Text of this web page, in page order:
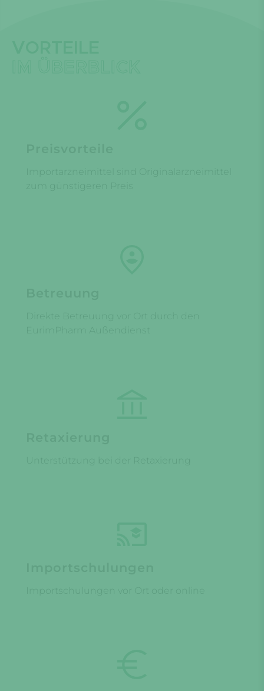
Importarzneimittel sind Originalarzneimittel
zum günstigeren Preis
Direkte Betreuung vor Ort durch den
EurimPharm Außendienst
Unterstützung bei der Retaxierung
Importschulungen vor Ort oder online